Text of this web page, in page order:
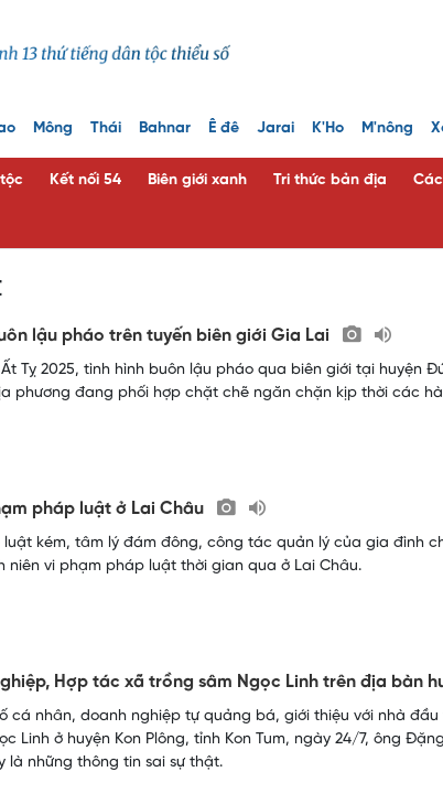
Mông Thái Bahnar Ê đê Jarai K'Ho M'nông
Kết nối 54 Biên giới xanh Tri thức bản địa
lậu pháo trên tuyến biên giới Gia Lai
Tỵ 2025, tình hình buôn lậu pháo qua biên giới tại huyện
phương đang phối hợp chặt chẽ ngăn chặn kịp thời các
pháp luật ở Lai Châu
luật kém, tâm lý đám đông, công tác quản lý của gia đình
niên vi phạm pháp luật thời gian qua ở Lai Châu.
Hợp tác xã trồng sâm Ngọc Linh trên địa bàn
cá nhân, doanh nghiệp tự quảng bá, giới thiệu với nhà
Linh ở huyện Kon Plông, tỉnh Kon Tum, ngày 24/7, ông
là những thông tin sai sự thật.